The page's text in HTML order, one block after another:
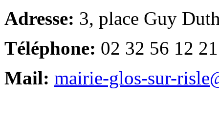
Adresse: 3, place Guy
Téléphone: 02 32 56 12 21
Mail: mairie-glos-sur-